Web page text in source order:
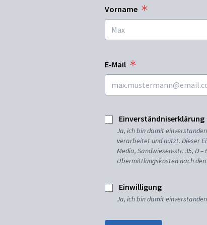
Vorname
E-Mail
Einverständniserklärung
Ja, ich bin damit
verarbeitet und nutzt. Dieser
Media, Sandwiesen-str. 35, D
Übermittlungskosten nach
Einwilligung
Ja, ich bin damit